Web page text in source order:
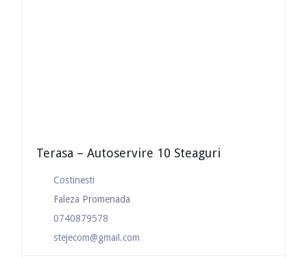
Terasa – Autoservire 10 Steaguri
Costinesti
Faleza Promenada
0740879578
stejecom@gmail.com